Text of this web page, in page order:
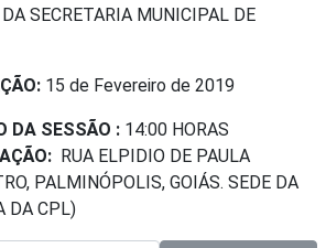
SECRETARIA MUNICIPAL DE
15 de Fevereiro de 2019
DA SESSÃO : 14:00 HORAS
RUA ELPIDIO DE PAULA
PALMINÓPOLIS, GOIÁS. SEDE DA
DA CPL)